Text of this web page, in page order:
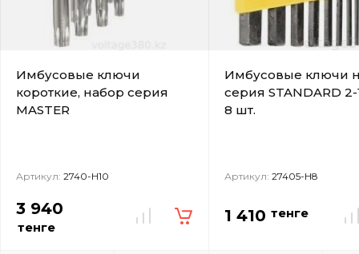
Имбусовые ключи
короткие, набор серия
MASTER
Артикул: 2740-H10
3 940
тенге
Имбусовые ключи
серия STANDARD
8 шт.
Артикул: 27405-H8
1 410 тенге